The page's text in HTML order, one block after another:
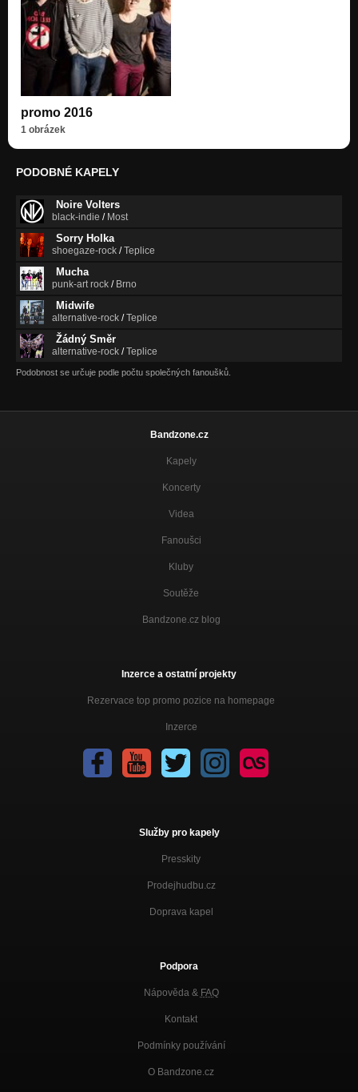
promo 2016
1 obrázek
PODOBNÉ KAPELY
Noire Volters
black-indie / Most
Sorry Holka
shoegaze-rock /Teplice
Mucha
punk-art rock / Brno
Midwife
alternative-rock /Teplice
Žádný Směr
alternative-rock /Teplice
Podobnost se určuje podle počtu společných fanoušků.
Bandzone.cz
Kapely
Koncerty
Videa
Fanoušci
Kluby
Soutěže
Bandzone.cz blog
Inzerce a ostatní projekty
Rezervace top promo pozice na homepage
Inzerce
Služby pro kapely
Presskity
Prodejhudbu.cz
Doprava kapel
Podpora
Nápověda & FAQ
Kontakt
Podmínky používání
O Bandzone.cz